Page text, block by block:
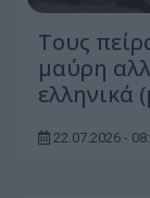
Τους
μαύρη
ελληνικά
22.07.2026 -